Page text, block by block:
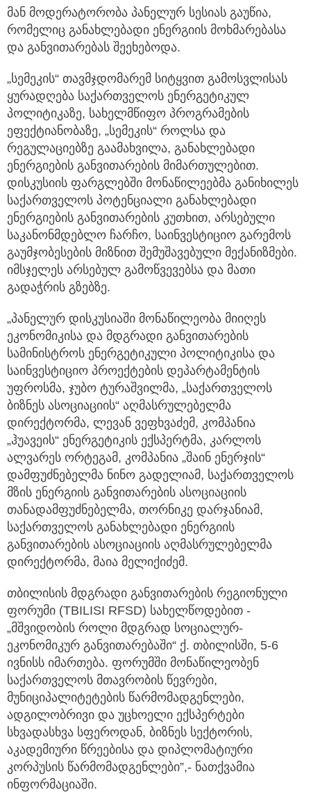
მან მოდერატორობა პანელურ სესიას გაუწია,
რომელიც განახლებადი ენერგიის მოხმარებასა
და განვითარებას შეეხებოდა.
„სემეკის“ თავმჯდომარემ სიტყვით გამოსვლისას
ყურადღება საქართველოს ენერგეტიკულ
პოლიტიკაზე, სახელმწიფო პროგრამების
ეფექტიანობაზე, „სემეკის“ როლსა და
რეგულაციებზე გაამახვილა, განახლებადი
ენერგიების განვითარების მიმართულებით.
დისკუსიის ფარგლებში მონაწილეებმა განიხილეს
საქართველოს პოტენციალი განახლებადი
ენერგიების განვითარების კუთხით, არსებული
საკანონმდებლო ჩარჩო, საინვესტიციო გარემოს
გაუმჯობესების მიზნით შემუშავებული მექანიზმები.
იმსჯელეს არსებულ გამოწვევებსა და მათი
გადაჭრის გზებზე.
„პანელურ დისკუსიაში მონაწილეობა მიიღეს
ეკონომიკისა და მდგრადი განვითარების
სამინისტროს ენერგეტიკული პოლიტიკისა და
საინვესტიციო პროექტების დეპარტამენტის
უფროსმა, ჯუბო ტურაშვილმა, „საქართველოს
ბიზნეს ასოციაციის“ აღმასრულებელმა
დირექტორმა, ლევან ვეფხვაძემ, კომპანია
„ჰუავეის“ ენერგეტიკის ექსპერტმა, კარლოს
ალვარეს ორტეგამ, კომპანია „შაინ ენერჯის“
დამფუძნებელმა ნინო გადელიამ, საქართველოს
მზის ენერგიის განვითარების ასოციაციის
თანადამფუძნებელმა, თორნიკე დარჯანიამ,
საქართველოს განახლებადი ენერგიის
განვითარების ასოციაციის აღმასრულებელმა
დირექტორმა, მაია მელიქიძემ.
თბილისის მდგრადი განვითარების რეგიონული
ფორუმი (TBILISI RFSD) სახელწოდებით -
„მშვიდობის როლი მდგრად სოციალურ-
ეკონომიკურ განვითარებაში“ ქ. თბილისში, 5-6
ივნისს იმართება. ფორუმში მონაწილეობენ
საქართველოს მთავრობის წევრები,
მუნიციპალიტეტების წარმომადგენლები,
ადგილობრივი და უცხოელი ექსპერტები
სხვადასხვა სფეროდან, ბიზნეს სექტორის,
აკადემიური წრეებისა და დიპლომატიური
კორპუსის წარმომადგენლები”,- ნათქვამია
ინფორმაციაში.